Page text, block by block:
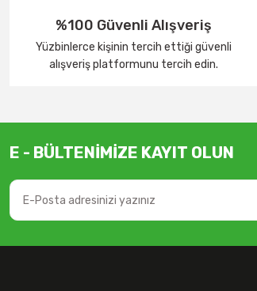
%100 Güvenli Alışveriş
Yüzbinlerce kişinin tercih ettiği güvenli
alışveriş platformunu tercih edin.
E - BÜLTENİMİZE KAYIT OLUN